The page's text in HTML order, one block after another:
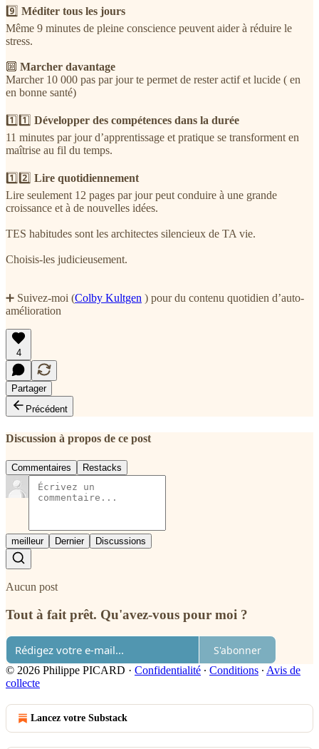
9️⃣ Méditer tous les jours
Même 9 minutes de pleine conscience peuvent aider à réduire le
stress.
🔟 Marcher davantage
Marcher 10 000 pas par jour te permet de rester actif et lucide ( en
en bonne santé)
1️⃣1️⃣ Développer des compétences dans la durée
11 minutes par jour d’apprentissage et pratique se transforment en
maîtrise au fil du temps.
1️⃣2️⃣ Lire quotidiennement
Lire seulement 12 pages par jour peut conduire à une grande
croissance et à de nouvelles idées.
TES habitudes sont les architectes silencieux de TA vie.
Choisis-les judicieusement.
➕ Suivez-moi (Colby Kultgen ) pour du contenu quotidien d’auto-
amélioration
4
Partager
Précédent
Discussion à propos de ce post
Commentaires Restacks
meilleur Dernier Discussions
Aucun post
Tout à fait prêt. Qu'avez-vous pour moi ?
S'abonner
© 2026 Philippe PICARD · Confidentialité ∙ Conditions ∙ Avis de
collecte
Lancez votre Substack